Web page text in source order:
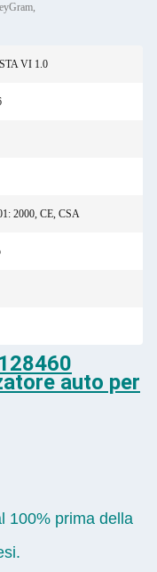
VI 1.0
2000, CE, CSA
auto per
100% prima della